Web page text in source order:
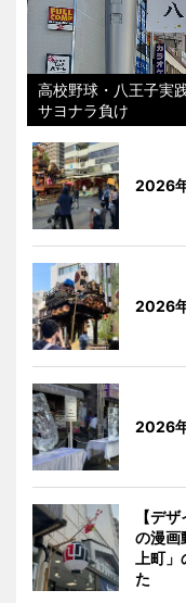
高校野球・八王子実
サヨナラ負け
2026
2026
2026
【デ
の漫画
上町
た